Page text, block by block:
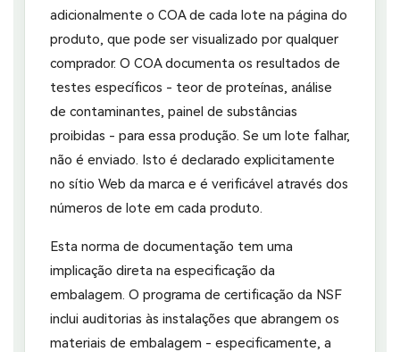
adicionalmente o COA de cada lote na página do
produto, que pode ser visualizado por qualquer
comprador. O COA documenta os resultados de
testes específicos - teor de proteínas, análise
de contaminantes, painel de substâncias
proibidas - para essa produção. Se um lote falhar,
não é enviado. Isto é declarado explicitamente
no sítio Web da marca e é verificável através dos
números de lote em cada produto.
Esta norma de documentação tem uma
implicação direta na especificação da
embalagem. O programa de certificação da NSF
inclui auditorias às instalações que abrangem os
materiais de embalagem - especificamente, a